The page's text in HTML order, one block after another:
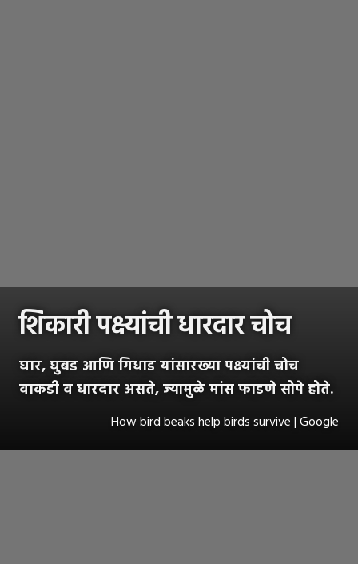
शिकारी पक्ष्यांची धारदार चोच
घार, घुबड आणि गिधाड यांसारख्या पक्ष्यांची चोच
वाकडी व धारदार असते, ज्यामुळे मांस फाडणे सोपे होते.
How bird beaks help birds survive | Google